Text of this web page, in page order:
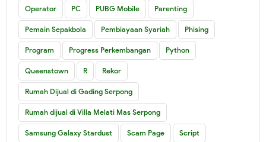
Operator PC PUBG Mobile Parenting
Pemain Sepakbola Pembiayaan Syariah Phising
Program Progress Perkembangan Python
Queenstown R Rekor
Rumah Dijual di Gading Serpong
Rumah dijual di Villa Melati Mas Serpong
Samsung Galaxy Stardust Scam Page Script